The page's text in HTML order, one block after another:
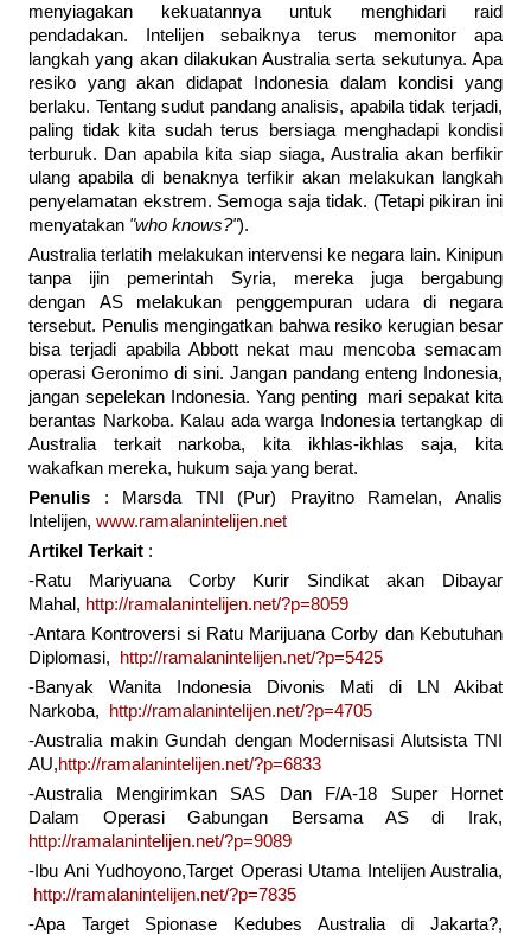
menyiagakan kekuatannya untuk menghidari raid
pendadakan. Intelijen sebaiknya terus memonitor apa
langkah yang akan dilakukan Australia serta sekutunya. Apa
resiko yang akan didapat Indonesia dalam kondisi yang
berlaku. Tentang sudut pandang analisis, apabila tidak terjadi,
paling tidak kita sudah terus bersiaga menghadapi kondisi
terburuk. Dan apabila kita siap siaga, Australia akan berfikir
ulang apabila di benaknya terfikir akan melakukan langkah
penyelamatan ekstrem. Semoga saja tidak. (Tetapi pikiran ini
menyatakan "who knows?").
Australia terlatih melakukan intervensi ke negara lain. Kinipun
tanpa ijin pemerintah Syria, mereka juga bergabung
dengan AS melakukan penggempuran udara di negara
tersebut. Penulis mengingatkan bahwa resiko kerugian besar
bisa terjadi apabila Abbott nekat mau mencoba semacam
operasi Geronimo di sini. Jangan pandang enteng Indonesia,
jangan sepelekan Indonesia. Yang penting mari sepakat kita
berantas Narkoba. Kalau ada warga Indonesia tertangkap di
Australia terkait narkoba, kita ikhlas-ikhlas saja, kita
wakafkan mereka, hukum saja yang berat.
Penulis : Marsda TNI (Pur) Prayitno Ramelan, Analis
Intelijen, www.ramalanintelijen.net
Artikel Terkait :
-Ratu Mariyuana Corby Kurir Sindikat akan Dibayar
Mahal, http://ramalanintelijen.net/?p=8059
-Antara Kontroversi si Ratu Marijuana Corby dan Kebutuhan
Diplomasi,
http://ramalanintelijen.net/?p=5425
-Banyak Wanita Indonesia Divonis Mati di LN Akibat
Narkoba,
http://ramalanintelijen.net/?p=4705
-Australia makin Gundah dengan Modernisasi Alutsista TNI
AU,http://ramalanintelijen.net/?p=6833
-Australia Mengirimkan SAS Dan F/A-18 Super Hornet
Dalam Operasi Gabungan Bersama AS di Irak,
http://ramalanintelijen.net/?p=9089
-Ibu Ani Yudhoyono,Target Operasi Utama Intelijen Australia,
http://ramalanintelijen.net/?p=7835
-Apa Target Spionase Kedubes Australia di Jakarta?,